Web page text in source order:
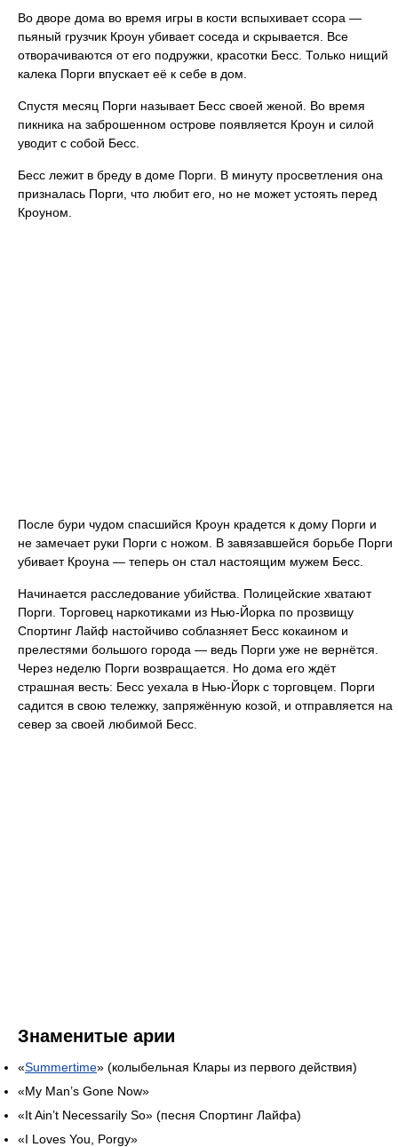
Во дворе дома во время игры в кости вспыхивает ссора —
пьяный грузчик Кроун убивает соседа и скрывается. Все
отворачиваются от его подружки, красотки Бесс. Только нищий
калека Порги впускает её к себе в дом.
Спустя месяц Порги называет Бесс своей женой. Во время
пикника на заброшенном острове появляется Кроун и силой
уводит с собой Бесс.
Бесс лежит в бреду в доме Порги. В минуту просветления она
призналась Порги, что любит его, но не может устоять перед
Кроуном.
После бури чудом спасшийся Кроун крадется к дому Порги и
не замечает руки Порги с ножом. В завязавшейся борьбе Порги
убивает Кроуна — теперь он стал настоящим мужем Бесс.
Начинается расследование убийства. Полицейские хватают
Порги. Торговец наркотиками из Нью-Йорка по прозвищу
Спортинг Лайф настойчиво соблазняет Бесс кокаином и
прелестями большого города — ведь Порги уже не вернётся.
Через неделю Порги возвращается. Но дома его ждёт
страшная весть: Бесс уехала в Нью-Йорк с торговцем. Порги
садится в свою тележку, запряжённую козой, и отправляется на
север за своей любимой Бесс.
Знаменитые арии
«Summertime» (колыбельная Клары из первого действия)
«My Man’s Gone Now»
«It Ain’t Necessarily So» (песня Спортинг Лайфа)
«I Loves You, Porgy»